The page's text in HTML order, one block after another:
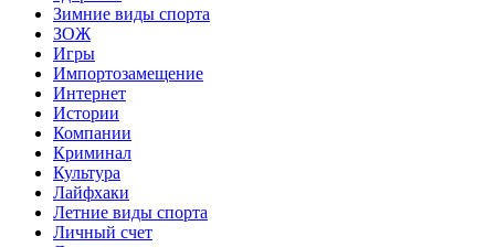
Зимние виды спорта
ЗОЖ
Игры
Импортозамещение
Интернет
Истории
Компании
Криминал
Культура
Лайфхаки
Летние виды спорта
Личный счет